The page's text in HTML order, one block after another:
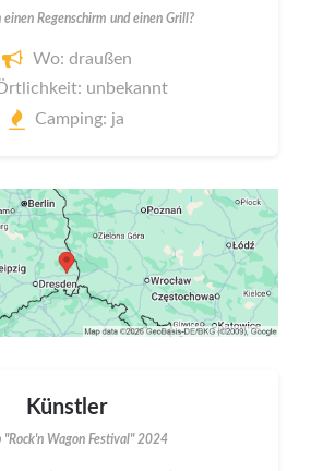
einen Regenschirm und einen Grill?
Wo: draußen
unbekannt
Camping: ja
Künstler
"Rock'n Wagon Festival" 2024